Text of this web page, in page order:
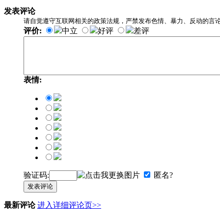
发表评论
请自觉遵守互联网相关的政策法规，严禁发布色情、暴力、反动的言
评价: 中立 好评 差评
表情:
验证码: 匿名?
发表评论
最新评论 进入详细评论页>>